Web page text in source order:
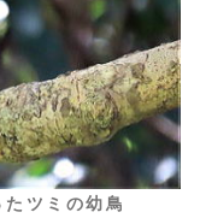
ツミの幼鳥